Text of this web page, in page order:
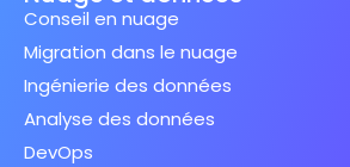
Conseil en nuage
Migration dans le nuage
Ingénierie des données
Analyse des données
DevOps